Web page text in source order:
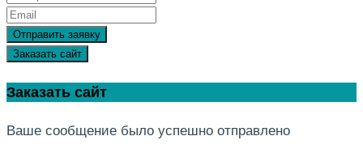
Отправить заявку
Заказать сайт
Заказать сайт
Ваше сообщение было успешно отправлено